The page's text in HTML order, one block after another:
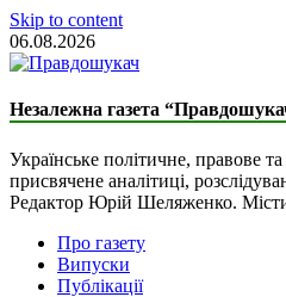
Skip to content
06.08.2026
The Truth
Liberal Newspaper
Незалежна газета
Українське політичне, правове
присвячене аналітиці,
Редактор Юрій Шеляженко.
Про газету
Випуски
Публікації